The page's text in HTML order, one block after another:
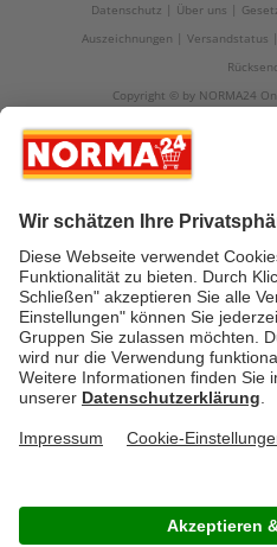
Datenschutz
Über uns
Auszeichnungen
Versandstatus
Copyright © by NORMA24